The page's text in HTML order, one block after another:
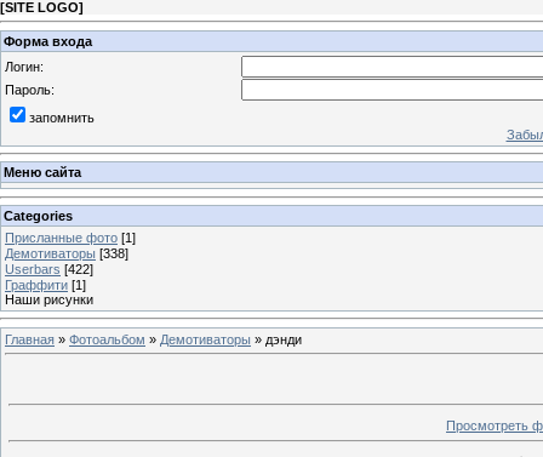
[SITE LOGO]
Форма входа
Логин:
Пароль:
запомнить
Меню сайта
Categories
Присланные фото [1]
Демотиваторы [338]
Userbars [422]
Граффити [1]
Наши рисунки
Главная » Фотоальбом » Демотиваторы » дэнди
Просмотреть